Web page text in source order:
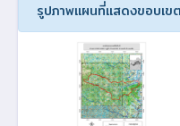
รูปภาพแผนที่แสดงขอบเข